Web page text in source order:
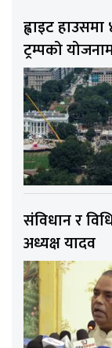
ह्वाइट
ट्रम्पको
संविधान र
अध्यक्ष यादव